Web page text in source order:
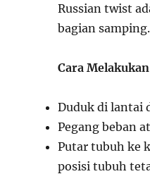
Russian twist
bagian samping.
Cara
Duduk di lantai
Pegang beban
Putar tubuh ke
posisi tubuh